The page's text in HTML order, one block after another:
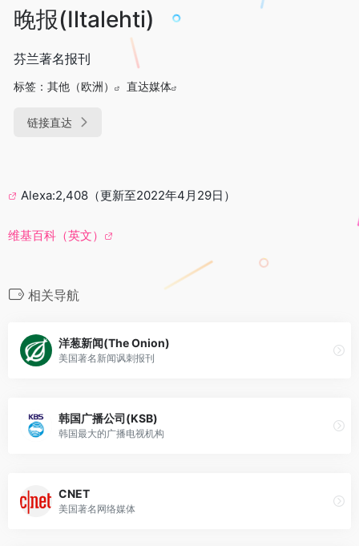
晚报(Iltalehti)
芬兰著名报刊
标签： 其他（欧洲） 直达媒体
链接直达
Alexa:2,408（更新至2022年4月29日）
维基百科（英文）
相关导航
洋葱新闻(The Onion)
美国著名新闻讽刺报刊
韩国广播公司(KSB)
韩国最大的广播电视机构
CNET
美国著名网络媒体